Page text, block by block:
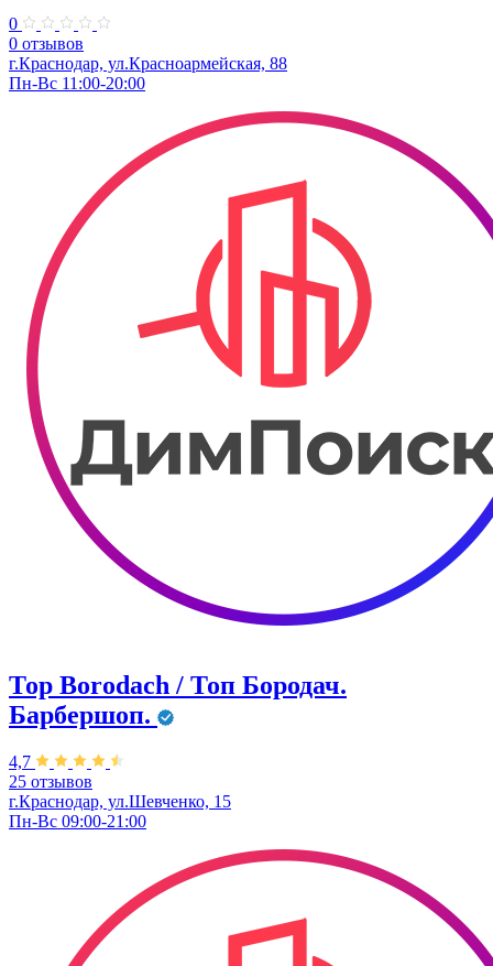
0
0 отзывов
г.Краснодар, ул.​Красноармейская, 88
Пн-Вс 11:00-20:00
Тор Borodach / Топ Бородач.
Барбершоп.
4,7
25 отзывов
г.Краснодар, ул.Шевченко, 15
Пн-Вс 09:00-21:00